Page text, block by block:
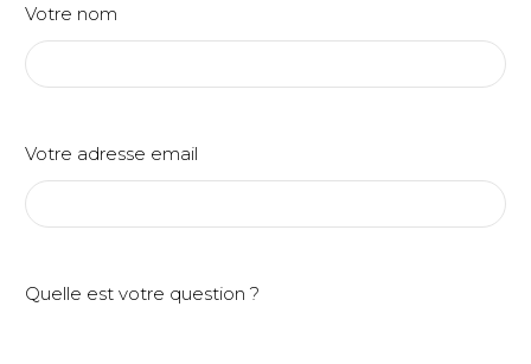
Votre nom
Votre adresse email
Quelle est votre question ?